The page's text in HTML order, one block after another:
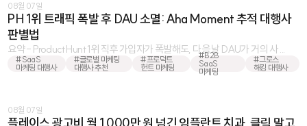
08월 07일
PH 1위 트래픽 폭발 후 DAU 소멸: Aha Moment 추적 대행사
판별법
요약 - Product Hunt 1위 직후 가입자가 폭발해도, 다음 날 DAU가 거의 사 ...
#SaaS
마케팅 대행사
#글로벌 마케팅
대행사 추천
#프로덕트
헌트 마케팅
#B2B
SaaS
마케팅
#그로스
해킹 대행사
08월 07일